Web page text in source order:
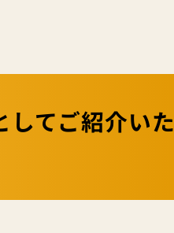
してご紹介いた